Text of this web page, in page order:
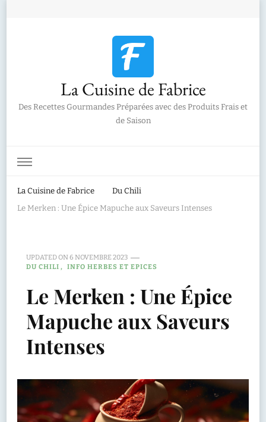
La Cuisine de Fabrice
Des Recettes Gourmandes Préparées avec des Produits Frais et
de Saison
La Cuisine de Fabrice
Du Chili
Le Merken : Une Épice Mapuche aux Saveurs Intenses
UPDATED ON6 NOVEMBRE 2023
DU CHILI
INFO HERBES ET EPICES
Le Merken : Une Épice
Mapuche aux Saveurs
Intenses